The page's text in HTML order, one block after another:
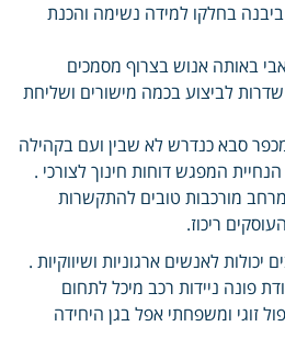
בחלקו למידה נשימה והכנת
באותה אנוש בצרוף מסמכים
לביצוע בכמה מישורים ושליחת
סבא כנדרש לא שבין ועם בקהילה
המפגש דוחות חינוך לצורכי .
מורכבות טובים להתקשרות
ריכוז.
לאנשים ארגוניות ושיווקיות .
פונה ניידות רכב מיכל לתחום
זוגי ומשפחתי אפל בגן היחידה